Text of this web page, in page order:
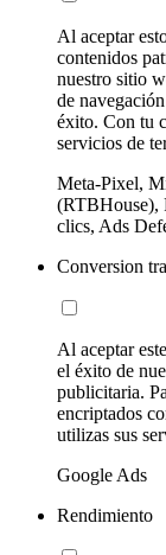
Al aceptar
contenidos
nuestro sitio
de
éxito. Con tu
servicios de
Meta-Pixel,
(RTBHouse),
clics, Ads
Conversion
Al aceptar
el éxito de
publicitaria.
encriptados
utilizas sus
Google Ads
Rendimiento